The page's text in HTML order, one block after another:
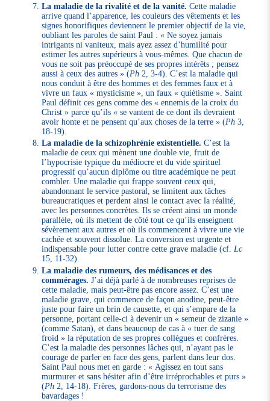
La maladie de la rivalité et de la vanité. Cette maladie
arrive quand l’apparence, les couleurs des vêtements et les
signes honorifiques deviennent le premier objectif de la vie,
oubliant les paroles de saint Paul : « Ne soyez jamais
intrigants ni vaniteux, mais ayez assez d’humilité pour
estimer les autres supérieurs à vous-mêmes. Que chacun de
vous ne soit pas préoccupé de ses propres intérêts ; pensez
aussi à ceux des autres » (Ph 2, 3-4). C’est la maladie qui
nous conduit à être des hommes et des femmes faux et à
vivre un faux « mysticisme », un faux « quiétisme ». Saint
Paul définit ces gens comme des « ennemis de la croix du
Christ » parce qu’ils « se vantent de ce dont ils devraient
avoir honte et ne pensent qu’aux choses de la terre » (Ph 3,
18-19).
La maladie de la schizophrénie existentielle. C’est la
maladie de ceux qui mènent une double vie, fruit de
l’hypocrisie typique du médiocre et du vide spirituel
progressif qu’aucun diplôme ou titre académique ne peut
combler. Une maladie qui frappe souvent ceux qui,
abandonnant le service pastoral, se limitent aux tâches
bureaucratiques et perdent ainsi le contact avec la réalité,
avec les personnes concrètes. Ils se créent ainsi un monde
parallèle, où ils mettent de côté tout ce qu’ils enseignent
sévèrement aux autres et où ils commencent à vivre une vie
cachée et souvent dissolue. La conversion est urgente et
indispensable pour lutter contre cette grave maladie (cf. Lc
15, 11-32).
La maladie des rumeurs, des médisances et des
commérages. J’ai déjà parlé à de nombreuses reprises de
cette maladie, mais peut-être pas encore assez. C’est une
maladie grave, qui commence de façon anodine, peut-être
juste pour faire un brin de causette, et qui s’empare de la
personne, portant celle-ci à devenir un « semeur de zizanie »
(comme Satan), et dans beaucoup de cas à « tuer de sang
froid » la réputation de ses propres collègues et confrères.
C’est la maladie des personnes lâches qui, n’ayant pas le
courage de parler en face des gens, parlent dans leur dos.
Saint Paul nous met en garde : « Agissez en tout sans
murmurer et sans hésiter afin d’être irréprochables et purs »
(Ph 2, 14-18). Frères, gardons-nous du terrorisme des
bavardages !